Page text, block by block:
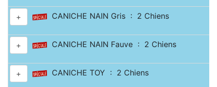
+ CANICHE NAIN Gris : 2 Chiens
+ CANICHE NAIN Fauve : 2 Chiens
+ CANICHE TOY : 2 Chiens